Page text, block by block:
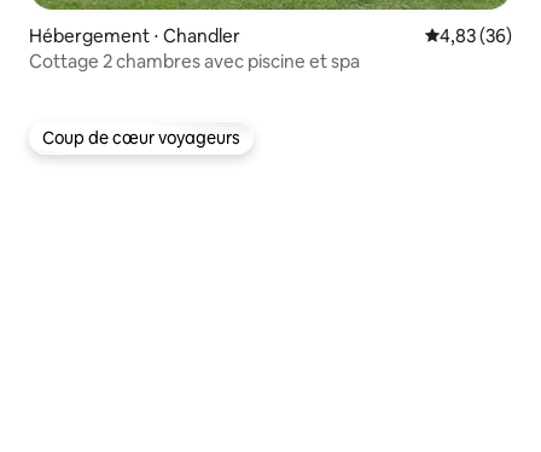
Hébergement ⋅ Chandler Évaluation
4,83 (36)
Cottage 2 chambres avec piscine et spa
Coup de cœur voyageurs
Coup de cœur voyageurs